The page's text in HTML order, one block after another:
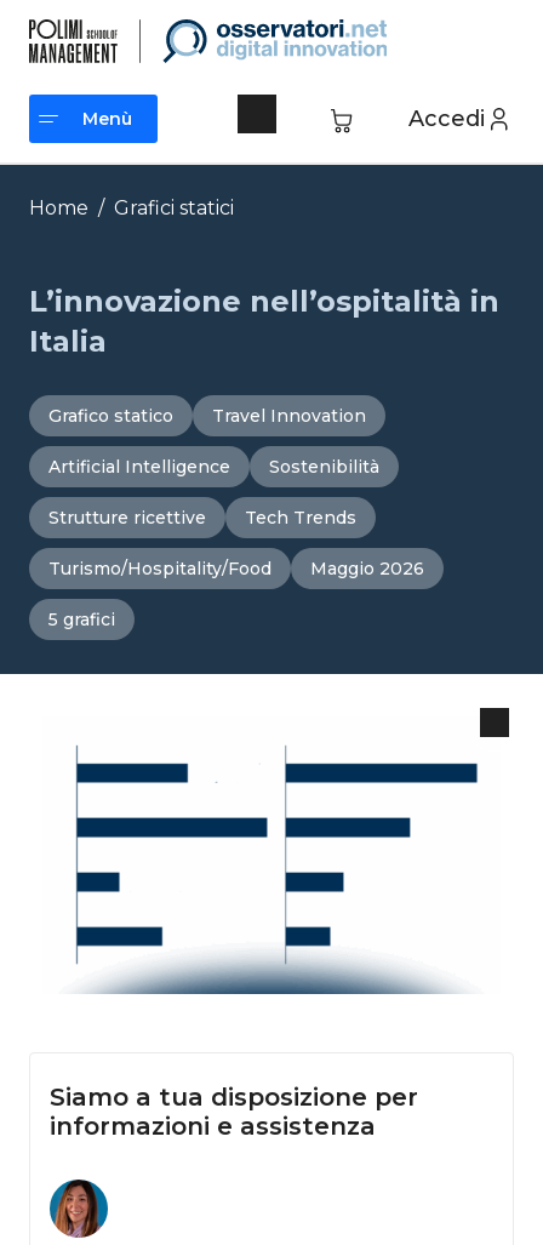
contenuto
Accedi
Menù
Menù
Home / Grafici statici
L’innovazione nell’ospitalità in
Italia
Grafico statico Travel Innovation
Artificial Intelligence Sostenibilità
Strutture ricettive Tech Trends
Turismo/Hospitality/Food Maggio 2026
5 grafici
Siamo a tua disposizione per
informazioni e assistenza